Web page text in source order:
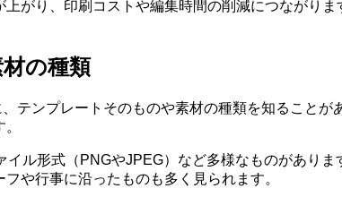
がり、印刷コストや編集時間の削減につながり
の種類
テンプレートそのものや素材の種類を知ること
ル形式（PNGやJPEG）など多様なものがあり
や行事に沿ったものも多く見られます。